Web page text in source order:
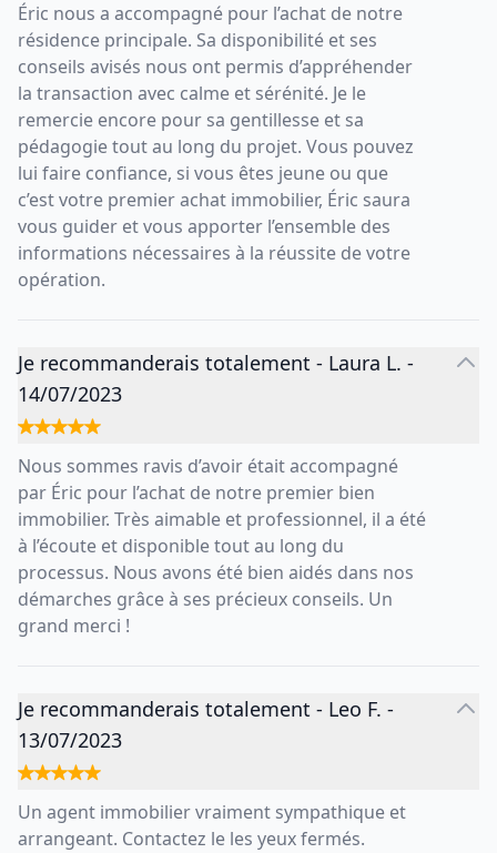
Éric nous a accompagné pour l’achat de notre
résidence principale. Sa disponibilité et ses
conseils avisés nous ont permis d’appréhender
la transaction avec calme et sérénité. Je le
remercie encore pour sa gentillesse et sa
pédagogie tout au long du projet. Vous pouvez
lui faire confiance, si vous êtes jeune ou que
c’est votre premier achat immobilier, Éric saura
vous guider et vous apporter l’ensemble des
informations nécessaires à la réussite de votre
opération.
Je recommanderais totalement - Laura L. -
14/07/2023
Nous sommes ravis d’avoir était accompagné
par Éric pour l’achat de notre premier bien
immobilier. Très aimable et professionnel, il a été
à l’écoute et disponible tout au long du
processus. Nous avons été bien aidés dans nos
démarches grâce à ses précieux conseils. Un
grand merci !
Je recommanderais totalement - Leo F. -
13/07/2023
Un agent immobilier vraiment sympathique et
arrangeant. Contactez le les yeux fermés.